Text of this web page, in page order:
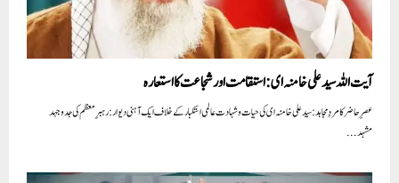
آیت اللہ سید علی خامنہ ای: استقامت اور شجاعت کا استعارہ
عصرِ حاضر کا مردِ مجاہد: سید علی خامنہ ای کی حیات و شہادت عالمی استکبار کے خلاف ایک آہنی دیوار: رہبرِ معظم کی جدوجہد
مشہد...